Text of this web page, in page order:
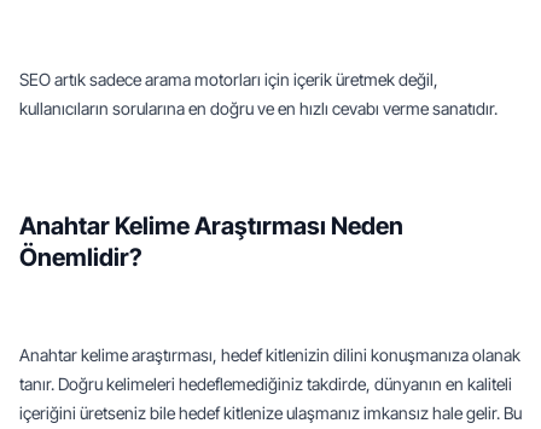
SEO artık sadece arama motorları için içerik üretmek değil,
kullanıcıların sorularına en doğru ve en hızlı cevabı verme sanatıdır.
Anahtar Kelime Araştırması Neden
Önemlidir?
Anahtar kelime araştırması, hedef kitlenizin dilini konuşmanıza olanak
tanır. Doğru kelimeleri hedeflemediğiniz takdirde, dünyanın en kaliteli
içeriğini üretseniz bile hedef kitlenize ulaşmanız imkansız hale gelir. Bu